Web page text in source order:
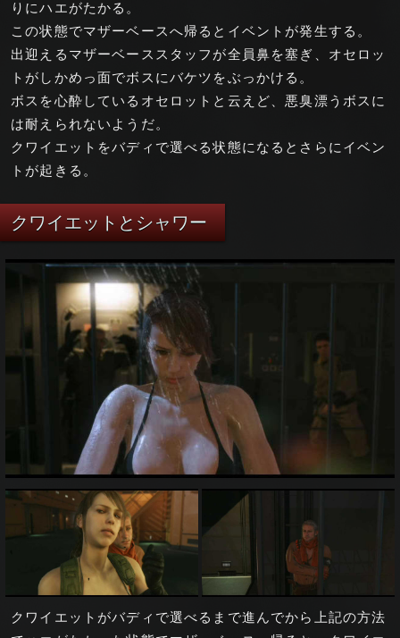
りにハエがたかる。
この状態でマザーベースへ帰るとイベントが発生する。
出迎えるマザーベーススタッフが全員鼻を塞ぎ、オセロッ
トがしかめっ面でボスにバケツをぶっかける。
ボスを心酔しているオセロットと云えど、悪臭漂うボスに
は耐えられないようだ。
クワイエットをバディで選べる状態になるとさらにイベン
トが起きる。
クワイエットとシャワー
クワイエットがバディで選べるまで進んでから上記の方法